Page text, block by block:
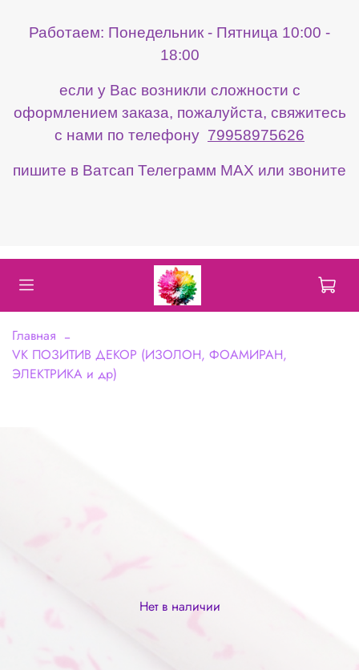
Работаем: Понедельник - Пятница 10:00 -
18:00
если у Вас возникли сложности с
оформлением заказа, пожалуйста, свяжитесь
с нами по телефону 79958975626
пишите в Ватсап Телеграмм МАХ или звоните
Главная
VK ПОЗИТИВ ДЕКОР (ИЗОЛОН, ФОАМИРАН,
ЭЛЕКТРИКА и др)
Нет в наличии